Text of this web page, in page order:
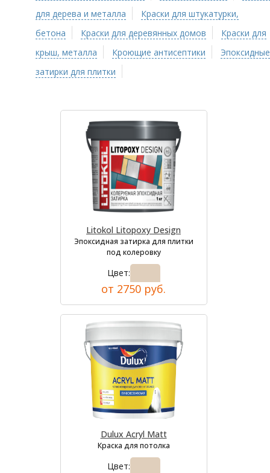
для дерева и металла
Краски для штукатурки,
бетона
Краски для деревянных домов
Краски для
крыш, металла
Кроющие антисептики
Эпоксидные
затирки для плитки
Litokol Litopoxy Design
Эпоксидная затирка для плитки
под колеровку
Цвет:
от 2750 руб.
Dulux Acryl Matt
Краска для потолка
Цвет: